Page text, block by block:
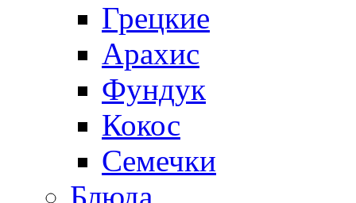
Грецкие
Арахис
Фундук
Кокос
Семечки